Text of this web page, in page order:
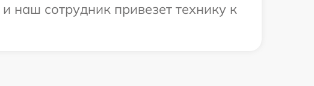
наш сотрудник привезет технику к